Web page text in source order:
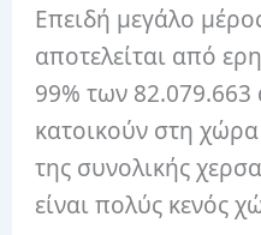
Επειδή μεγάλο
αποτελείται από
99% των
κατοικούν στη
της συνολικής
είναι πολύς κενός